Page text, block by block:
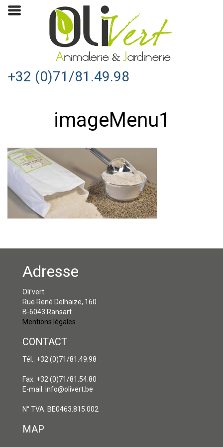
+32 (0)71/81.49.98
imageMenu1
Adresse
Oli’vert
Rue René Delhaize, 160
B-6043 Ransart
Mentions légales
CONTACT
Tél.: +32 (0)71/81.49.98
Fax: +32 (0)71/81.54.80
E-mail: info@olivert.be
N° TVA: BE0463.815.002
MAP